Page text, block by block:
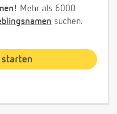
! Mehr als 6000
suchen.